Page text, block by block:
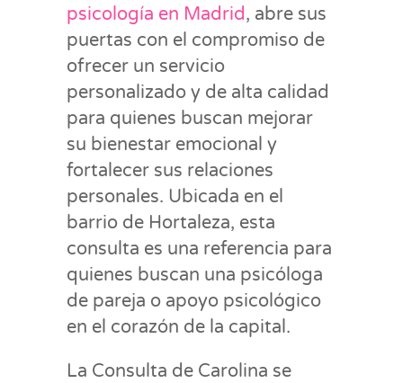
psicología en Madrid, abre sus
puertas con el compromiso de
ofrecer un servicio
personalizado y de alta calidad
para quienes buscan mejorar
su bienestar emocional y
fortalecer sus relaciones
personales. Ubicada en el
barrio de Hortaleza, esta
consulta es una referencia para
quienes buscan una psicóloga
de pareja o apoyo psicológico
en el corazón de la capital.
La Consulta de Carolina se